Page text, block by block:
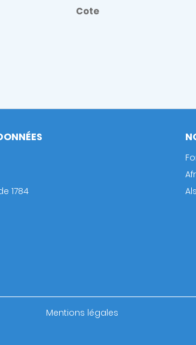
Cote
1784
bottom
Mentions légales